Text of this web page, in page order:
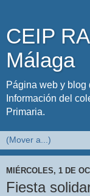
CEIP
Málaga
Página web y blog
Información del
Primaria.
MIÉRCOLES, 1 DE
Fiesta